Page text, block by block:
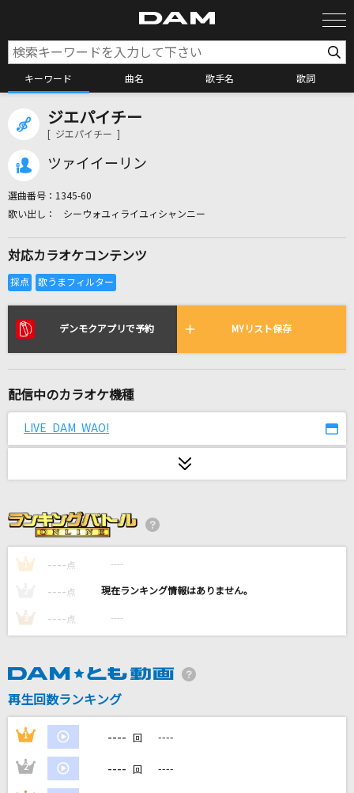
キーワード 曲名 歌手名 歌詞
カラオケ検索
リアルタイムで歌われている曲の一覧
雨とカプチーノ
くるみ
[生音]カンタンナコト
THE ORAL CIGARETTES
尾崎豊
斉藤和義
星降る街角
純烈
[生音]千の風になって
ジエパイチー
[ ジエパイチー ]
ツァイイーリン
選曲番号： 1345-60
シーウォユィライユィシャンニー
対応カラオケコンテンツ
デンモクアプリで予約 MYリスト保存
配信中のカラオケ機種
LIVE DAM WAO!
1 ---- 点 ----
---- 点 ----
3 ---- 点 ----
再生回数ランキング
1 ---- 回 ----
2 ---- 回 ----